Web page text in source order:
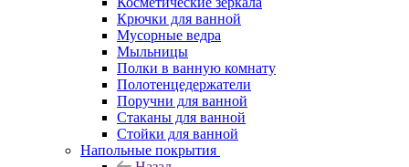
Крючки для ванной
Мусорные ведра
Мыльницы
Полки в ванную комнату
Полотенцедержатели
Поручни для ванной
Стаканы для ванной
Стойки для ванной
Напольные покрытия